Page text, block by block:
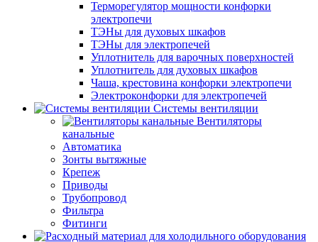
Терморегулятор мощности конфорки
электропечи
ТЭНы для духовых шкафов
ТЭНы для электропечей
Уплотнитель для варочных поверхностей
Уплотнитель для духовых шкафов
Чаша, крестовина конфорки электропечи
Электроконфорки для электропечей
Системы вентиляции
Вентиляторы
канальные
Автоматика
Зонты вытяжные
Крепеж
Приводы
Трубопровод
Фильтра
Фитинги